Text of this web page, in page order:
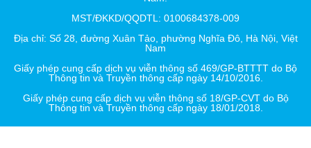
MST/ĐKKD/QQDTL: 0100684378-009
Địa chỉ: Số 28, đường Xuân Tảo, phường Nghĩa Đô, Hà Nội, Việt
Nam
Giấy phép cung cấp dịch vụ viễn thông số 469/GP-BTTTT do Bộ
Thông tin và Truyền thông cấp ngày 14/10/2016.
Giấy phép cung cấp dịch vụ viễn thông số 18/GP-CVT do Bộ
Thông tin và Truyền thông cấp ngày 18/01/2018.